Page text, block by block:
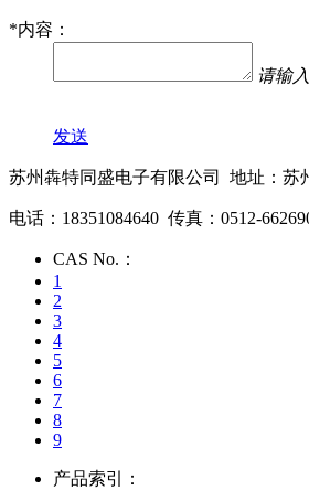
*内容：
请输
发送
苏州犇特同盛电子有限公司 地址：苏
电话：18351084640 传真：0512-
CAS No.：
1
2
3
4
5
6
7
8
9
产品索引：